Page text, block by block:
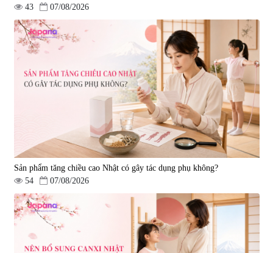
43
07/08/2026
Sản phẩm tăng chiều cao Nhật có gây tác dụng phụ không?
54
07/08/2026